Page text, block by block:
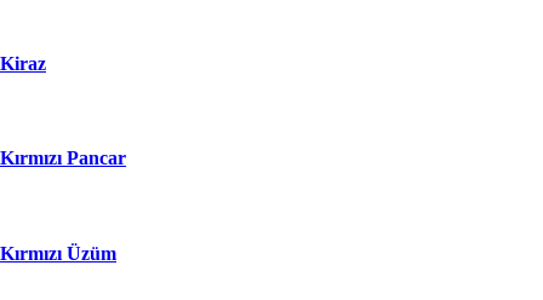
Kiraz
Kırmızı Pancar
Kırmızı Üzüm